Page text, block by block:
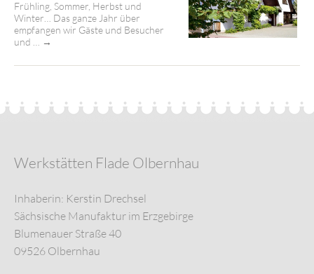
Frühling, Sommer, Herbst und
Winter… Das ganze Jahr über
empfangen wir Gäste und Besucher
und …
→
Werkstätten Flade Olbernhau
Inhaberin: Kerstin Drechsel
Sächsische Manufaktur im Erzgebirge
Blumenauer Straße 40
09526 Olbernhau